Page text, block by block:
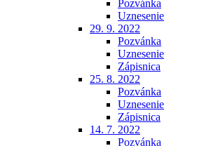
Pozvánka
Uznesenie
29. 9. 2022
Pozvánka
Uznesenie
Zápisnica
25. 8. 2022
Pozvánka
Uznesenie
Zápisnica
14. 7. 2022
Pozvánka